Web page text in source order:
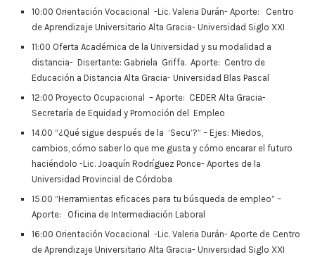
10:00 Orientación Vocacional -Lic. Valeria Durán- Aporte: Centro
de Aprendizaje Universitario Alta Gracia- Universidad Siglo XXI
11:00 Oferta Académica de la Universidad y su modalidad a
distancia- Disertante: Gabriela Griffa. Aporte: Centro de
Educación a Distancia Alta Gracia- Universidad Blas Pascal
12:00 Proyecto Ocupacional – Aporte: CEDER Alta Gracia-
Secretaría de Equidad y Promoción del Empleo
14.00 “¿Qué sigue después de la ‘Secu’?” – Ejes: Miedos,
cambios, cómo saber lo que me gusta y cómo encarar el futuro
haciéndolo -Lic. Joaquín Rodríguez Ponce- Aportes de la
Universidad Provincial de Córdoba
15.00 “Herramientas eficaces para tu búsqueda de empleo” –
Aporte: Oficina de Intermediación Laboral
16:00 Orientación Vocacional -Lic. Valeria Durán- Aporte de Centro
de Aprendizaje Universitario Alta Gracia- Universidad Siglo XXI